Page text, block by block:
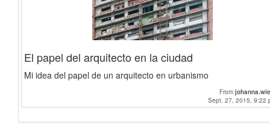
El papel del arquitecto en la ciudad
Mi idea del papel de un arquitecto en urbanismo
From
Sept. 27, 2015, 9:22